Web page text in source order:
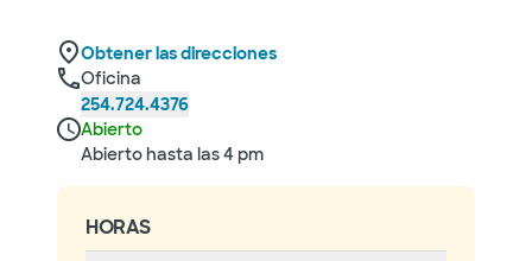
Obtener las direcciones
Oficina
254.724.4376
Abierto
Abierto hasta las 4 pm
HORAS